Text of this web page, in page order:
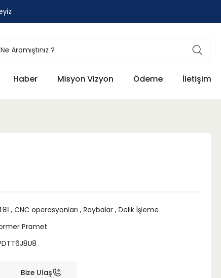
Haber Misyon Vizyon Ödeme İletişim
, CNC operasyonları , Raybalar , Delik İşleme
Pramet
Bize Ulaş